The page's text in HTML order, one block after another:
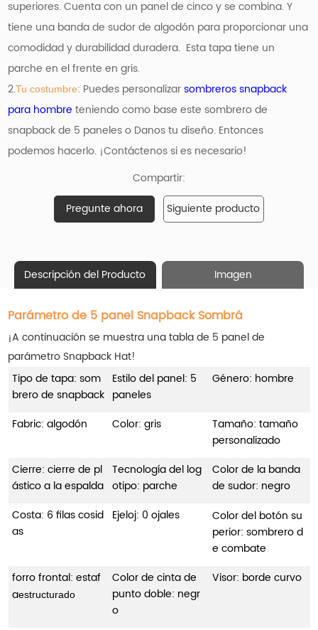
superiores. Cuenta con un panel de cinco y se combina. Y
tiene una banda de sudor de algodón para proporcionar una
comodidad y durabilidad duradera. Esta tapa tiene un
parche en el frente en gris.
2.Tu costumbre: Puedes personalizarsombreros snapback
para hombre teniendo como base este sombrero de
snapback de 5 paneles o Danos tu diseño. Entonces
podemos hacerlo. ¡Contáctenos si es necesario!
Compartir:
Pregunte ahora
Siguiente producto
Descripción del Producto Imagen
Parámetro de 5 panel Snapback Sombrá
¡A continuación se muestra una tabla de 5 panel de
parámetro Snapback Hat!
Tipo de tapa: som
brero de snapback
Estilo del panel: 5
paneles
Género: hombre
Fabric: algodón Color: gris
Tamaño: tamaño
personalizado
Cierre: cierre de pl
ástico a la espalda
Tecnología del log
otipo: parche
Color de la banda
de sudor: negro
Costa: 6 filas cosid
as
Ejeloj: 0 ojales
Color del botón su
perior: sombrero d
e combate
forro frontal: estaf
aestructurado
Color de cinta de
punto doble: negr
o
Visor: borde curvo